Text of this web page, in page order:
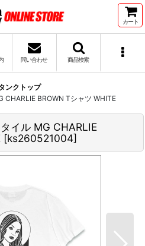
カート
問い合わせ 商品検索
ンクトップ
BROWN Tシャツ WHITE
イル MG CHARLIE
[ks260521004]